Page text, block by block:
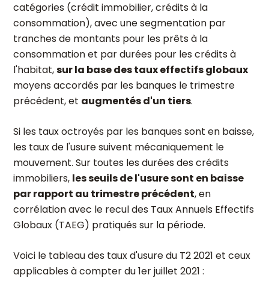
catégories (crédit immobilier, crédits à la
consommation), avec une segmentation par
tranches de montants pour les prêts à la
consommation et par durées pour les crédits à
l'habitat,sur la base des taux effectifs globaux
moyens accordés par les banques le trimestre
précédent, et augmentés d'un tiers.
Si les taux octroyés par les banques sont en baisse,
les taux de l'usure suivent mécaniquement le
mouvement. Sur toutes les durées des crédits
immobiliers, les seuils de l'usure sont en baisse
par rapport au trimestre précédent, en
corrélation avec le recul des Taux Annuels Effectifs
Globaux (TAEG) pratiqués sur la période.
Voici le tableau des taux d'usure du T2 2021 et ceux
applicables à compter du 1er juillet 2021 :